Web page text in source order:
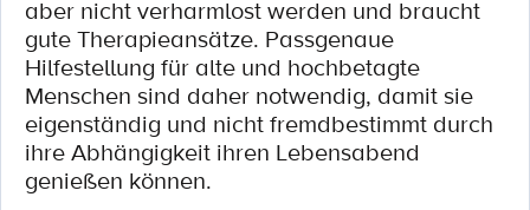
aber nicht verharmlost werden und braucht
gute Therapieansätze. Passgenaue
Hilfestellung für alte und hochbetagte
Menschen sind daher notwendig, damit sie
eigenständig und nicht fremdbestimmt durch
ihre Abhängigkeit ihren Lebensabend
genießen können.